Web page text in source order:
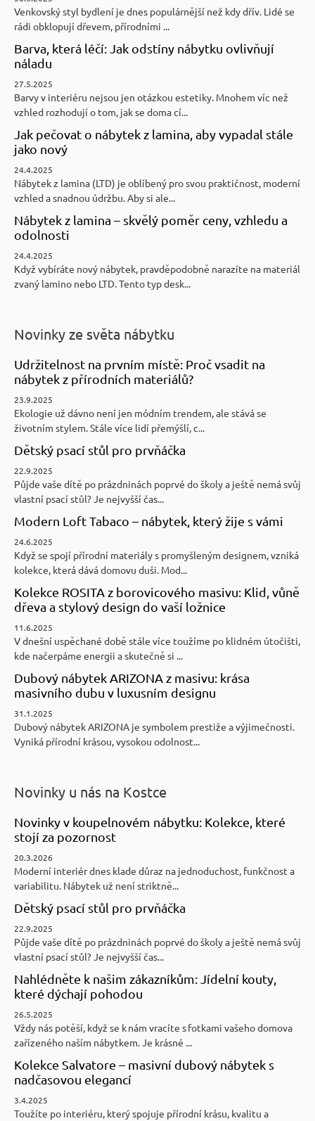
Venkovský styl bydlení je dnes populárnější než kdy dřív. Lidé se
rádi obklopují dřevem, přírodními ...
Barva, která léčí: Jak odstíny nábytku ovlivňují
náladu
27.5.2025
Barvy v interiéru nejsou jen otázkou estetiky. Mnohem víc než
vzhled rozhodují o tom, jak se doma cí...
Jak pečovat o nábytek z lamina, aby vypadal stále
jako nový
24.4.2025
Nábytek z lamina (LTD) je oblíbený pro svou praktičnost, moderní
vzhled a snadnou údržbu. Aby si ale...
Nábytek z lamina – skvělý poměr ceny, vzhledu a
odolnosti
24.4.2025
Když vybíráte nový nábytek, pravděpodobně narazíte na materiál
zvaný lamino nebo LTD. Tento typ desk...
Novinky ze světa nábytku
Udržitelnost na prvním místě: Proč vsadit na
nábytek z přírodních materiálů?
23.9.2025
Ekologie už dávno není jen módním trendem, ale stává se
životním stylem. Stále více lidí přemýšlí, c...
Dětský psací stůl pro prvňáčka
22.9.2025
Půjde vaše dítě po prázdninách poprvé do školy a ještě nemá svůj
vlastní psací stůl? Je nejvyšší čas...
Modern Loft Tabaco – nábytek, který žije s vámi
24.6.2025
Když se spojí přírodní materiály s promyšleným designem, vzniká
kolekce, která dává domovu duši. Mod...
Kolekce ROSITA z borovicového masivu: Klid, vůně
dřeva a stylový design do vaší ložnice
11.6.2025
V dnešní uspěchané době stále více toužíme po klidném útočišti,
kde načerpáme energii a skutečně si ...
Dubový nábytek ARIZONA z masivu: krása
masivního dubu v luxusním designu
31.1.2025
Dubový nábytek ARIZONA je symbolem prestiže a výjimečnosti.
Vyniká přírodní krásou, vysokou odolnost...
Novinky u nás na Kostce
Novinky v koupelnovém nábytku: Kolekce, které
stojí za pozornost
20.3.2026
Moderní interiér dnes klade důraz na jednoduchost, funkčnost a
variabilitu. Nábytek už není striktně...
Dětský psací stůl pro prvňáčka
22.9.2025
Půjde vaše dítě po prázdninách poprvé do školy a ještě nemá svůj
vlastní psací stůl? Je nejvyšší čas...
Nahlédněte k našim zákazníkům: Jídelní kouty,
které dýchají pohodou
26.5.2025
Vždy nás potěší, když se k nám vracíte s fotkami vašeho domova
zařízeného naším nábytkem. Je krásné ...
Kolekce Salvatore – masivní dubový nábytek s
nadčasovou elegancí
3.4.2025
Toužíte po interiéru, který spojuje přírodní krásu, kvalitu a